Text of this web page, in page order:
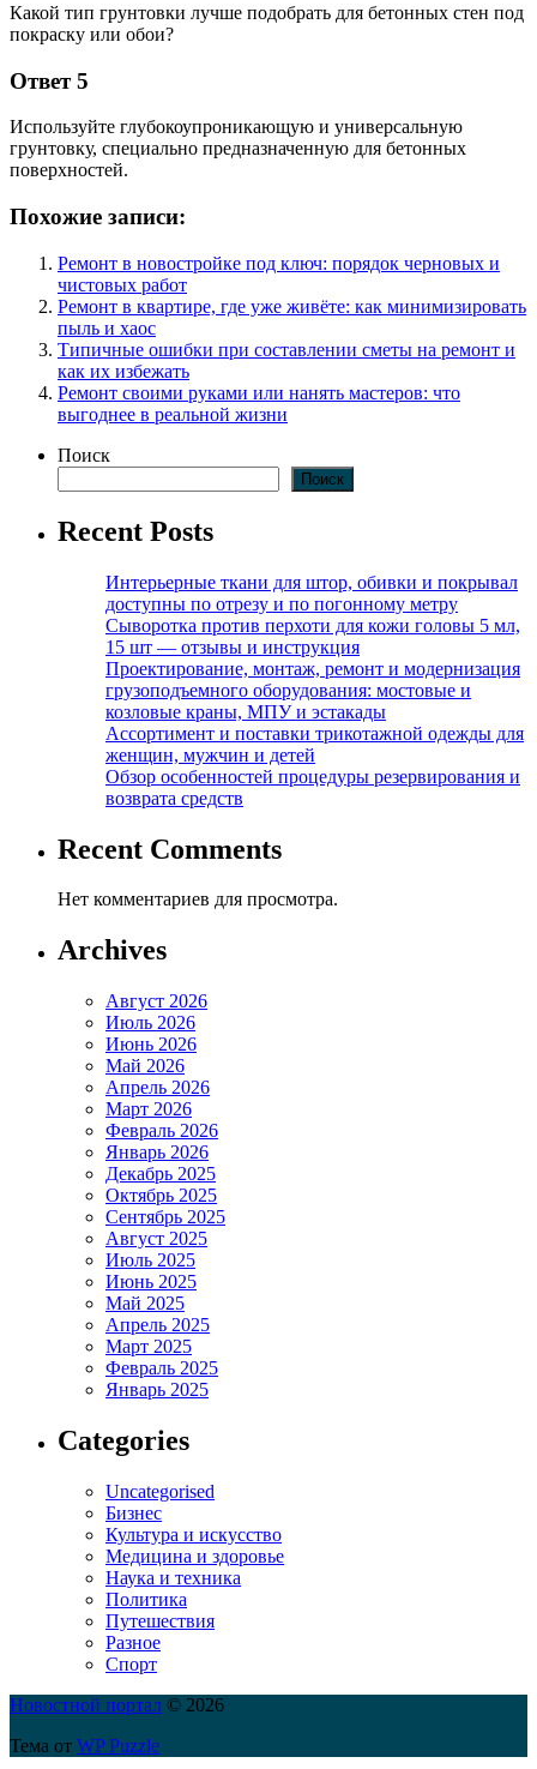
Какой тип грунтовки лучше подобрать для бетонных стен под
покраску или обои?
Ответ 5
Используйте глубокоупроникающую и универсальную
грунтовку, специально предназначенную для бетонных
поверхностей.
Похожие записи:
Ремонт в новостройке под ключ: порядок черновых и
чистовых работ
Ремонт в квартире, где уже живёте: как минимизировать
пыль и хаос
Типичные ошибки при составлении сметы на ремонт и
как их избежать
Ремонт своими руками или нанять мастеров: что
выгоднее в реальной жизни
Поиск
Поиск
Recent Posts
Интерьерные ткани для штор, обивки и покрывал
доступны по отрезу и по погонному метру
Сыворотка против перхоти для кожи головы 5 мл,
15 шт — отзывы и инструкция
Проектирование, монтаж, ремонт и модернизация
грузоподъемного оборудования: мостовые и
козловые краны, МПУ и эстакады
Ассортимент и поставки трикотажной одежды для
женщин, мужчин и детей
Обзор особенностей процедуры резервирования и
возврата средств
Recent Comments
Нет комментариев для просмотра.
Archives
Август 2026
Июль 2026
Июнь 2026
Май 2026
Апрель 2026
Март 2026
Февраль 2026
Январь 2026
Декабрь 2025
Октябрь 2025
Сентябрь 2025
Август 2025
Июль 2025
Июнь 2025
Май 2025
Апрель 2025
Март 2025
Февраль 2025
Январь 2025
Categories
Uncategorised
Бизнес
Культура и искусство
Медицина и здоровье
Наука и техника
Политика
Путешествия
Разное
Спорт
Новостной портал © 2026
Тема от WP Puzzle